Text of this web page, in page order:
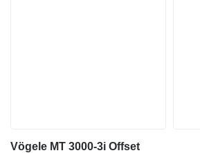
Vögele MT 3000-3i Offset